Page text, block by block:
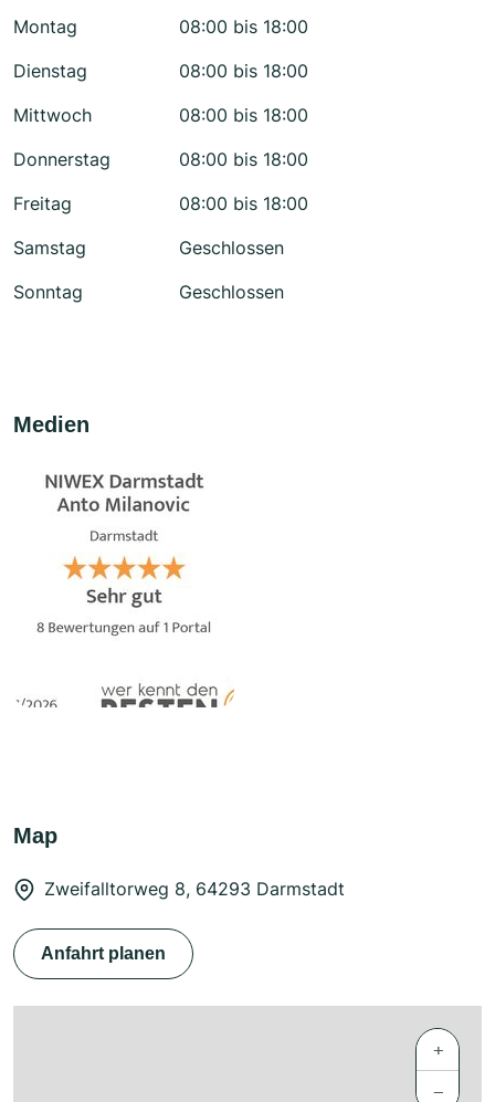
Montag
08:00 bis 18:00
Dienstag
08:00 bis 18:00
Mittwoch
08:00 bis 18:00
Donnerstag
08:00 bis 18:00
Freitag
08:00 bis 18:00
Samstag
Geschlossen
Sonntag
Geschlossen
Medien
Map
Zweifalltorweg 8, 64293 Darmstadt
Anfahrt planen
+
−